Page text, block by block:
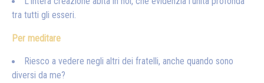
tra tutti gli esseri.
Per meditare
Riesco a vedere negli altri dei fratelli, anche quando sono
diversi da me?